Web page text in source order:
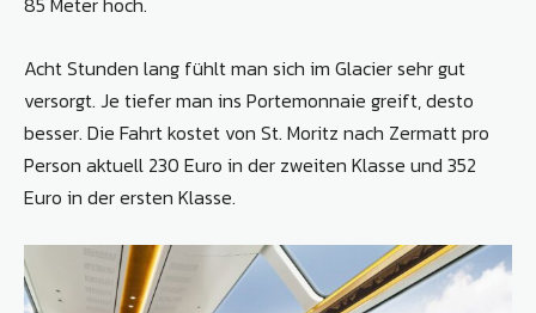
Acht Stunden lang fühlt man sich im Glacier sehr gut
versorgt. Je tiefer man ins Portemonnaie greift, desto
besser. Die Fahrt kostet von St. Moritz nach Zermatt pro
Person aktuell 230 Euro in der zweiten Klasse und 352
Euro in der ersten Klasse.